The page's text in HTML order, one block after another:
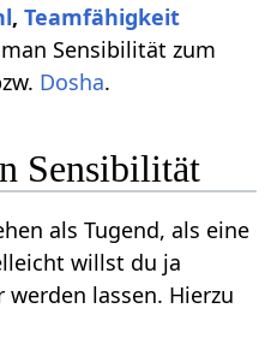
, Teamfähigkeit
Sensibilität zum
Dosha.
Sensibilität
als Tugend, als eine
willst du ja
lassen. Hierzu